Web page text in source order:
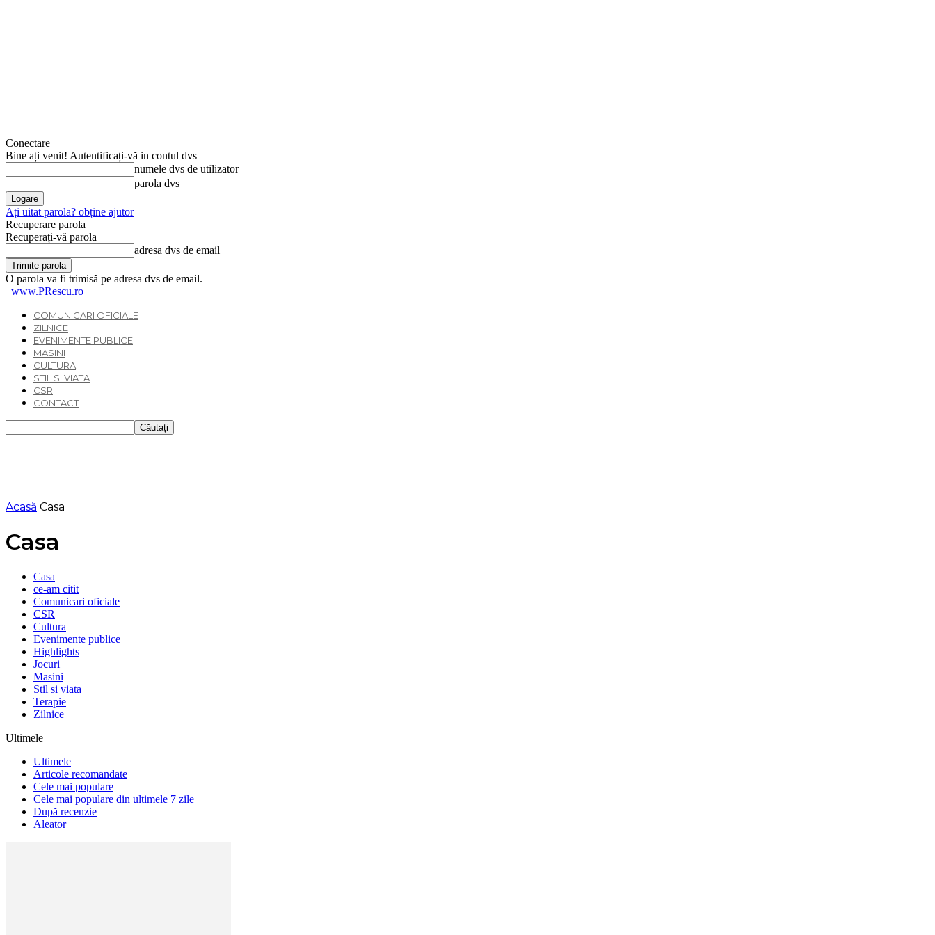
Conectare
Bine ați venit! Autentificați-vă in contul dvs
numele dvs de utilizator
parola dvs
Ați uitat parola? obține ajutor
Recuperare parola
Recuperați-vă parola
adresa dvs de email
O parola va fi trimisă pe adresa dvs de email.
www.PRescu.ro
COMUNICARI OFICIALE
ZILNICE
EVENIMENTE PUBLICE
MASINI
CULTURA
STIL SI VIATA
CSR
CONTACT
Acasă Casa
Casa
Casa
ce-am citit
Comunicari oficiale
CSR
Cultura
Evenimente publice
Highlights
Jocuri
Masini
Stil si viata
Terapie
Zilnice
Ultimele
Ultimele
Articole recomandate
Cele mai populare
Cele mai populare din ultimele 7 zile
După recenzie
Aleator